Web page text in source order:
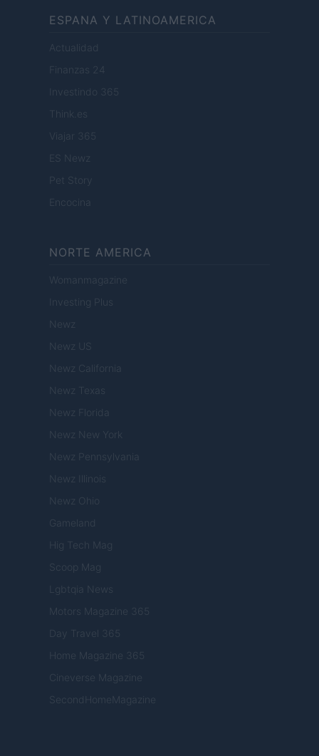
ESPANA Y LATINOAMERICA
Actualidad
Finanzas 24
Investindo 365
Think.es
Viajar 365
ES Newz
Pet Story
Encocina
NORTE AMERICA
Womanmagazine
Investing Plus
Newz
Newz US
Newz California
Newz Texas
Newz Florida
Newz New York
Newz Pennsylvania
Newz Illinois
Newz Ohio
Gameland
Hig Tech Mag
Scoop Mag
Lgbtqia News
Motors Magazine 365
Day Travel 365
Home Magazine 365
Cineverse Magazine
SecondHomeMagazine